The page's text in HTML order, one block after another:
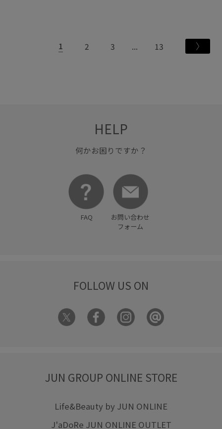
1 2 3 13
HELP
何かお困りですか？
FAQ
お問い合わせ
フォーム
FOLLOW US ON
JUN GROUP ONLINE STORE
Life&Beauty by JUN ONLINE
J'aDoRe JUN ONLINE OUTLET